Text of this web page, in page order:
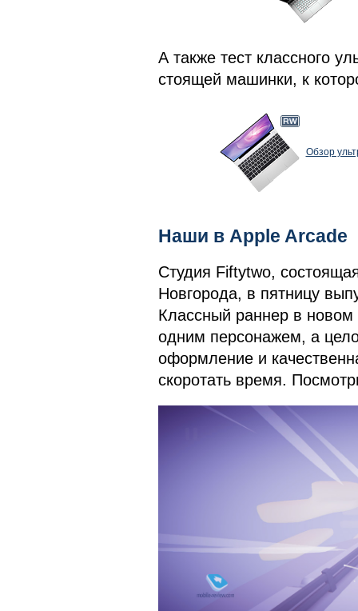
А также тест классного
стоящей машинки, к
Обзор
Наши в Apple Arcade
Студия Fiftytwo,
Новгорода, в пятницу
Классный раннер в
одним персонажем, а
оформление и
скоротать время.